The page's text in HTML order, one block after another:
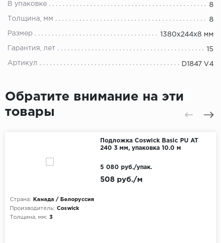
В упаковке 8
Толщина, мм 8
Размер 1380x244x8 мм
Гарантия, лет 15
Артикул D1847 V4
Обратите внимание на эти
товары
Подложка Coswick Basic PU AT
240 3 мм, упаковка 10.0 м
Страна:
Канада / Белоруссия
Производитель: Coswick
Толщина, мм: 3
508 руб./м
5 080 руб./упак.